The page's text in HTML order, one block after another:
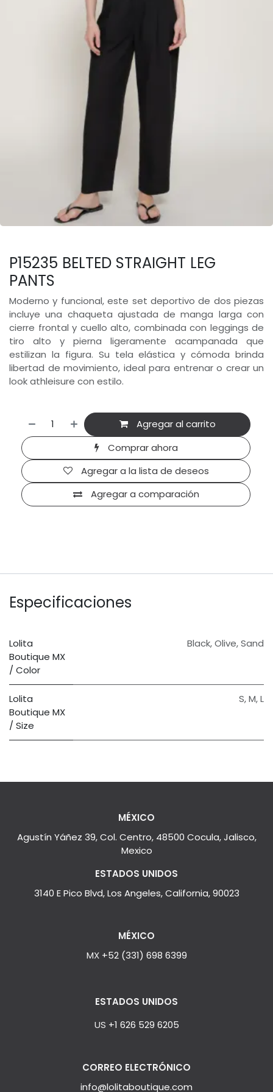
P15235 BELTED STRAIGHT LEG
PANTS
Moderno y funcional, este set deportivo de dos piezas
incluye una chaqueta ajustada de manga larga con
cierre frontal y cuello alto, combinada con leggings de
tiro alto y pierna ligeramente acampanada que
estilizan la figura. Su tela elástica y cómoda brinda
libertad de movimiento, ideal para entrenar o crear un
look athleisure con estilo.
Agregar al carrito
Comprar ahora
Agregar a comparación
Agregar a la lista de deseos
Especificaciones
Lolita
Boutique MX
/ Color
Black,Olive,Sand
Lolita
Boutique MX
/ Size
S,M,L
MÉXICO
Agustín Yáñez 39, Col. Centro, 48500 Cocula, Jalisco,
Mexico
ESTADOS UNIDOS
3140 E Pico Blvd, Los Angeles, California, 90023
MÉXICO
MX +52 (331) 698 6399
ESTADOS UNIDOS
US +1 626 529 6205
CORREO ELECTRÓNICO
info@lolitaboutique.com